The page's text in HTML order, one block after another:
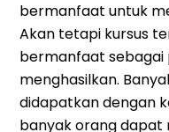
bermanfaat untuk
Akan tetapi kursus
bermanfaat sebagai
menghasilkan.
didapatkan dengan
banyak orang dapat